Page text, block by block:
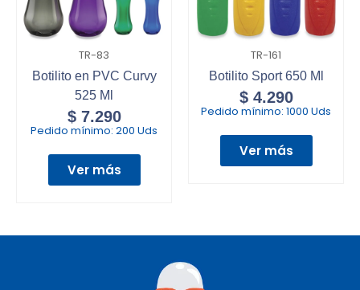
TR-83
Botilito en PVC Curvy
525 Ml
$7.290
Pedido mínimo: 200 Uds
Ver más
TR-161
Botilito Sport 650 Ml
$4.290
Pedido mínimo: 1000 Uds
Ver más